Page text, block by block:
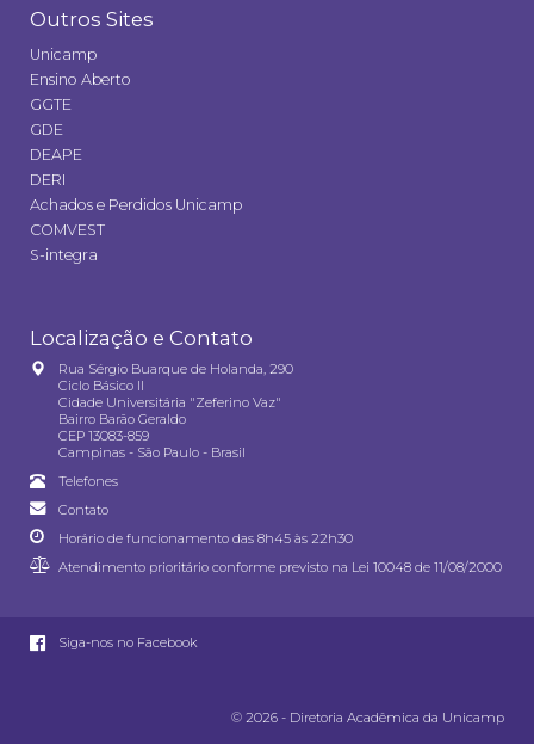
Outros Sites
Unicamp
Ensino Aberto
GGTE
GDE
DEAPE
DERI
Achados e Perdidos Unicamp
COMVEST
S-integra
Localização e Contato
Rua Sérgio Buarque de Holanda, 290
Ciclo Básico II
Cidade Universitária "Zeferino Vaz"
Bairro Barão Geraldo
CEP 13083-859
Campinas - São Paulo - Brasil
Telefones
Contato
Horário de funcionamento das 8h45 às 22h30
Atendimento prioritário conforme previsto na Lei 10048 de 11/08/2000
Siga-nos no Facebook
© 2026 - Diretoria Acadêmica da Unicamp